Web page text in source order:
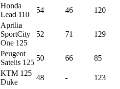
Honda
Lead 110
54 46 120
Aprilia
SportCity
One 125
52 71 129
Peugeot
Satelis 125
50 66 85
KTM 125
Duke
48 -
123